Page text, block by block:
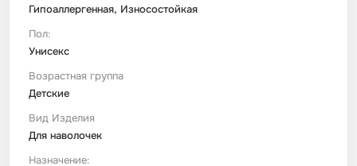
Гипоаллергенная, Износостойкая
Пол:
Унисекс
Возрастная группа
Детские
Вид Изделия
Для наволочек
Назначение: